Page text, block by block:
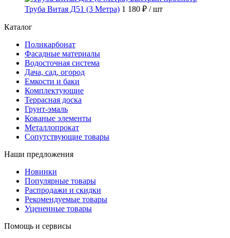
Труба Витая Д51 (3 Метра) 1 180 ₽ / шт
Каталог
Поликарбонат
Фасадные материалы
Водосточная система
Дача, сад, огород
Емкости и баки
Комплектующие
Террасная доска
Грунт-эмаль
Кованые элементы
Металлопрокат
Сопутствующие товары
Наши предложения
Новинки
Популярные товары
Распродажи и скидки
Рекомендуемые товары
Уцененные товары
Помощь и сервисы